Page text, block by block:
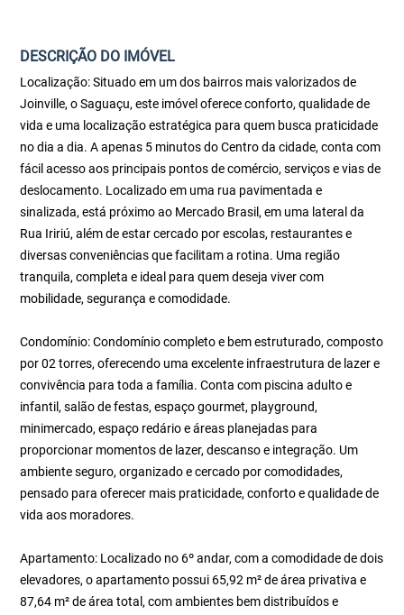
DESCRIÇÃO DO IMÓVEL
Localização: Situado em um dos bairros mais valorizados de
Joinville, o Saguaçu, este imóvel oferece conforto, qualidade de
vida e uma localização estratégica para quem busca praticidade
no dia a dia. A apenas 5 minutos do Centro da cidade, conta com
fácil acesso aos principais pontos de comércio, serviços e vias de
deslocamento. Localizado em uma rua pavimentada e
sinalizada, está próximo ao Mercado Brasil, em uma lateral da
Rua Iririú, além de estar cercado por escolas, restaurantes e
diversas conveniências que facilitam a rotina. Uma região
tranquila, completa e ideal para quem deseja viver com
mobilidade, segurança e comodidade.
Condomínio: Condomínio completo e bem estruturado, composto
por 02 torres, oferecendo uma excelente infraestrutura de lazer e
convivência para toda a família. Conta com piscina adulto e
infantil, salão de festas, espaço gourmet, playground,
minimercado, espaço redário e áreas planejadas para
proporcionar momentos de lazer, descanso e integração. Um
ambiente seguro, organizado e cercado por comodidades,
pensado para oferecer mais praticidade, conforto e qualidade de
vida aos moradores.
Apartamento: Localizado no 6º andar, com a comodidade de dois
elevadores, o apartamento possui 65,92 m² de área privativa e
87,64 m² de área total, com ambientes bem distribuídos e